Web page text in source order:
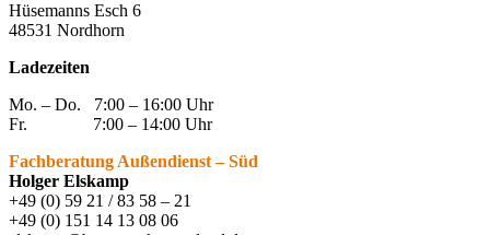
Hüsemanns Esch 6
48531 Nordhorn
Ladezeiten
Mo. – Do. 7:00 – 16:00 Uhr
Fr. 7:00 – 14:00 Uhr
Fachberatung Außendienst – Süd
Holger Elskamp
+49 (0) 59 21 / 83 58 – 21
+49 (0) 151 14 13 08 06